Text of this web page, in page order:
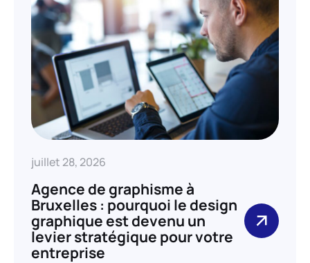
juillet 28, 2026
Agence de graphisme à
Bruxelles : pourquoi le design
graphique est devenu un
levier stratégique pour votre
entreprise